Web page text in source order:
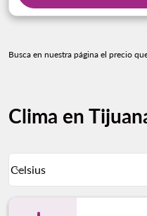
Busca en nuestra página el precio
Clima en
Celsius
keyboard_arrow_down